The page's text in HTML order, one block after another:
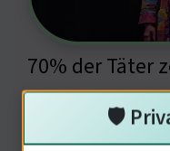
70% der Täter
Auffälligkeiten.
war die
🛡️